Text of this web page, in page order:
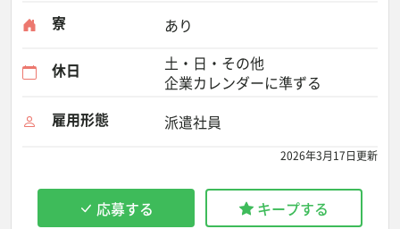
寮 あり
休日
土・日・その他
企業カレンダーに準ずる
雇用形態
派遣社員
2026年3月17日更新
応募する キープする